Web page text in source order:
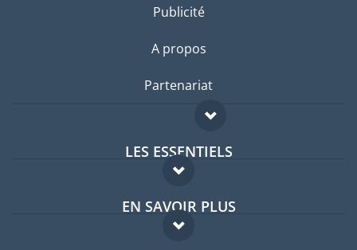
Publicité
A propos
Partenariat
LES ESSENTIELS
Forum expatriés
Guides pays
EN SAVOIR PLUS
FAQ